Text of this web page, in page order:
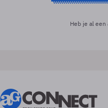
Heb je al een